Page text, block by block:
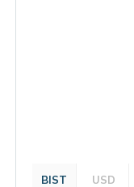
BIST USD